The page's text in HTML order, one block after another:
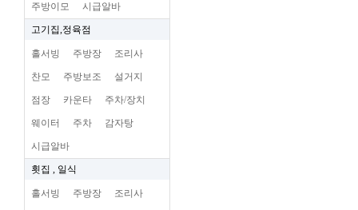
주방이모 시급알바
고기집,정육점
홀서빙 주방장 조리사
찬모 주방보조 설거지
점장 카운타 주차/장치
웨이터 주차 감자탕
시급알바
횟집 , 일식
홀서빙 주방장 조리사